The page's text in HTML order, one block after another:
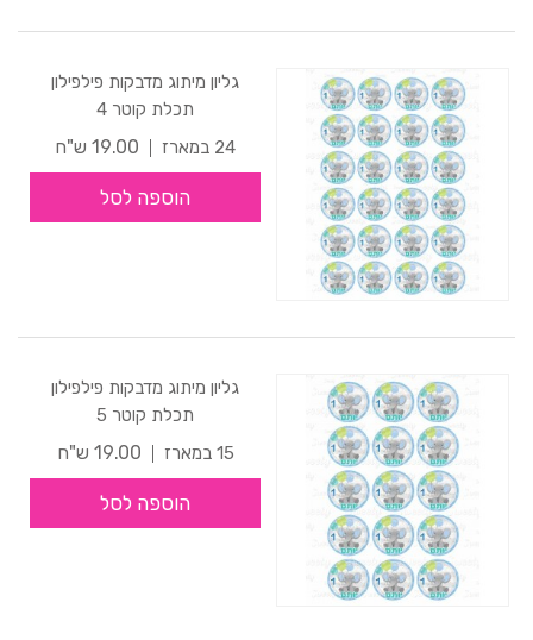
גליון מיתוג מדבקות פילפילון
תכלת קוטר 4
24 במארז
19.00 ש"ח
הוספה לסל
גליון מיתוג מדבקות פילפילון
תכלת קוטר 5
15 במארז
19.00 ש"ח
הוספה לסל